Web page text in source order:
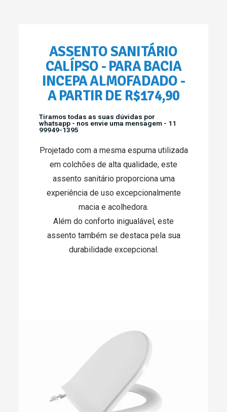
ASSENTO SANITÁRIO
CALÍPSO - PARA BACIA
INCEPA ALMOFADADO -
A PARTIR DE R$174,90
Tiramos todas as suas dúvidas por
whatsapp - nos envie uma mensagem - 11
99949-1395
Projetado com a mesma espuma utilizada
em colchões de alta qualidade, este
assento sanitário proporciona uma
experiência de uso excepcionalmente
macia e acolhedora.
Além do conforto inigualável, este
assento também se destaca pela sua
durabilidade excepcional.